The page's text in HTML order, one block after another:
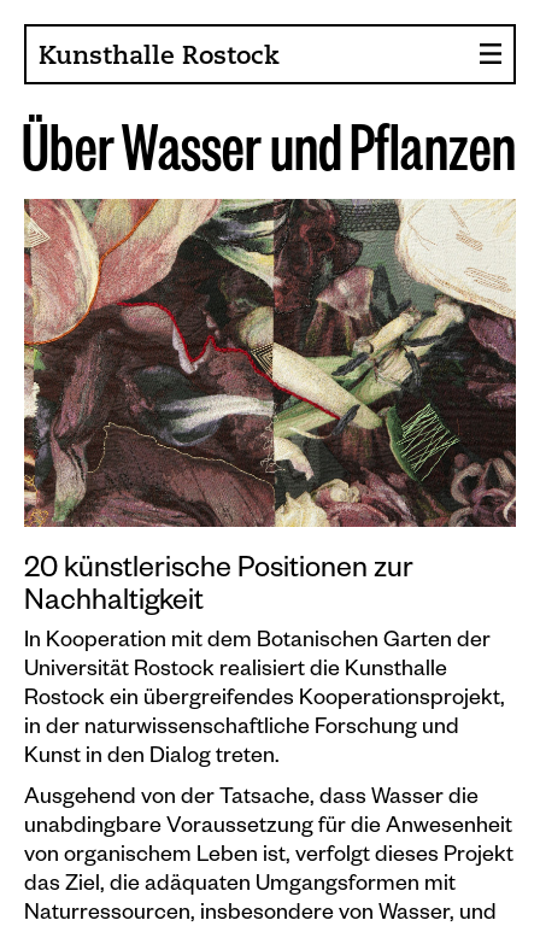
Kunsthalle Rostock
Über die Kunsthalle
Sammlung
Ansprechpartner
Förderer, Projekte
Presse
Café im Gräsergarten
Aktuelles
News
Veranstaltungskalender
Information
Besuch
Programm & Führungen
Kunstvermittlung &
Museumspädagogik
Ausstellungen
Aktuell
Vorschau
ÜberWasserundPflanzen
20 künstlerische Positionen zur
Nachhaltigkeit
In Kooperation mit dem Botanischen Garten der
Universität Rostock realisiert die Kunsthalle
Rostock ein übergreifendes Kooperationsprojekt,
in der naturwissenschaftliche Forschung und
Kunst in den Dialog treten.
Ausgehend von der Tatsache, dass Wasser die
unabdingbare Voraussetzung für die Anwesenheit
von organischem Leben ist, verfolgt dieses Projekt
das Ziel, die adäquaten Umgangsformen mit
Naturressourcen, insbesondere von Wasser, und